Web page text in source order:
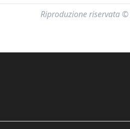
Riproduzione riservata ©